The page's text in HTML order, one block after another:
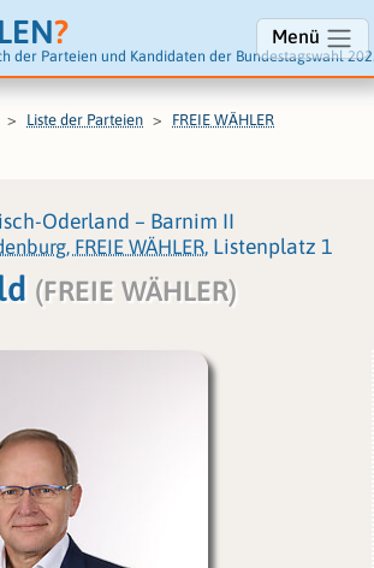
?
der Parteien und Kandidaten der Bundestagswahl
Menü
Liste der Parteien FREIE WÄHLER
Oderland – Barnim II
FREIE WÄHLER, Listenplatz 1
(FREIE WÄHLER)